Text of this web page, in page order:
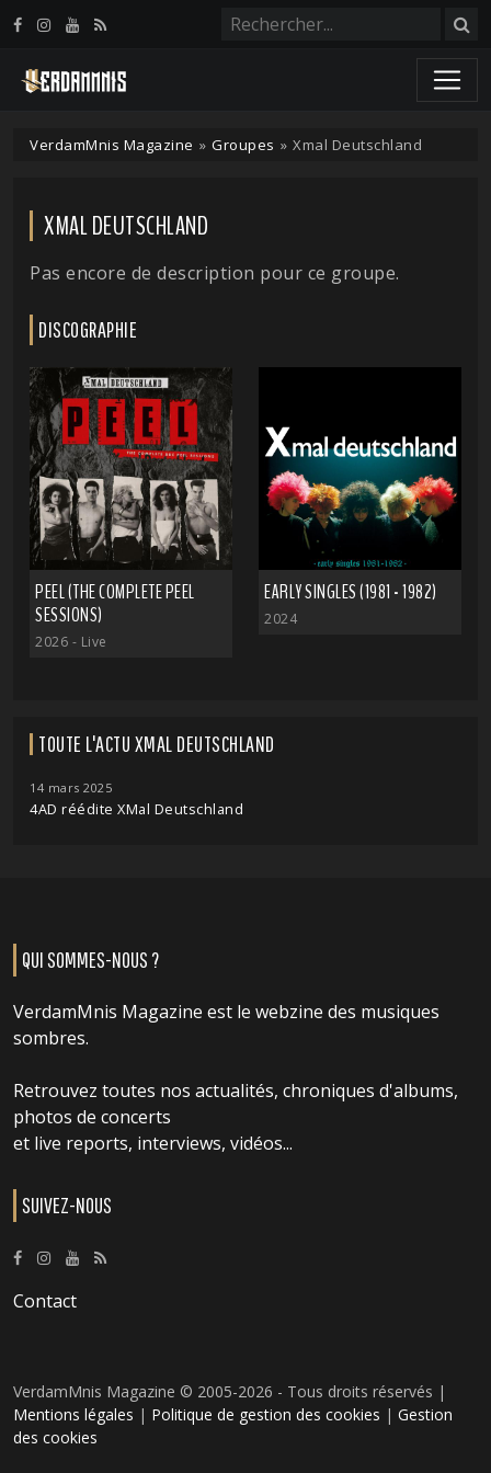
VerdamMnis Magazine » Groupes » Xmal Deutschland
XMAL DEUTSCHLAND
Pas encore de description pour ce groupe.
DISCOGRAPHIE
PEEL (THE COMPLETE PEEL
SESSIONS)
2026 - Live
EARLY SINGLES (1981 - 1982)
2024
TOUTE L'ACTU XMAL DEUTSCHLAND
14 mars 2025
4AD réédite XMal Deutschland
QUI SOMMES-NOUS ?
VerdamMnis Magazine est le webzine des musiques
sombres.
Retrouvez toutes nos actualités, chroniques d'albums,
photos de concerts
et live reports, interviews, vidéos...
SUIVEZ-NOUS
Contact
VerdamMnis Magazine © 2005-2026 - Tous droits réservés |
Mentions légales | Politique de gestion des cookies | Gestion
des cookies
Panneau de gestion des cookies